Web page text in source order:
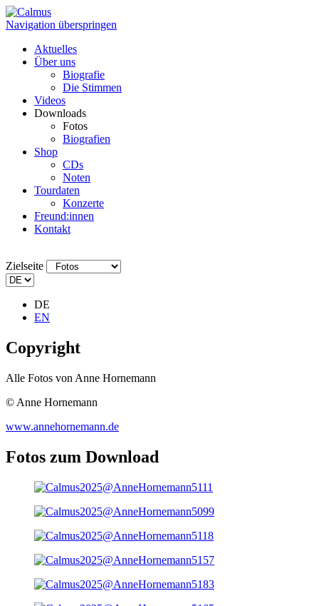
Navigation überspringen
Aktuelles
Über uns
Biografie
Die Stimmen
Videos
Downloads
Fotos
Biografien
Shop
CDs
Noten
Tourdaten
Konzerte
Freund:innen
Kontakt
Zielseite
DE
EN
Copyright
Alle Fotos von Anne Hornemann
© Anne Hornemann
www.annehornemann.de
Fotos zum Download